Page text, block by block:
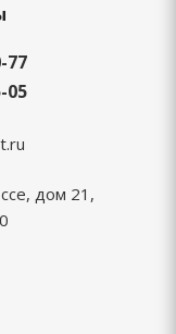
77
05
дом 21,